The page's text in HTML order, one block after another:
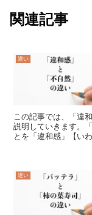
関連記事
違い
この記事では、「違
説明していきます。
とを「違和感」【い
違い